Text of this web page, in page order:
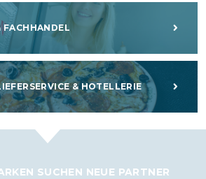
FACHHANDEL
& HOTELLERIE
SUCHEN NEUE PARTNER